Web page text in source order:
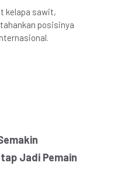
kelapa sawit,
posisinya
Jadi Pemain